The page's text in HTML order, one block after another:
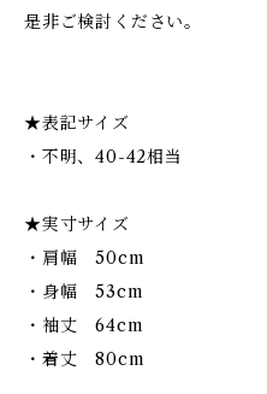
是非ご検討ください。
★表記サイズ
・不明、40-42相当
★実寸サイズ
・肩幅 50cm
・身幅 53cm
・袖丈 64cm
・着丈 80cm